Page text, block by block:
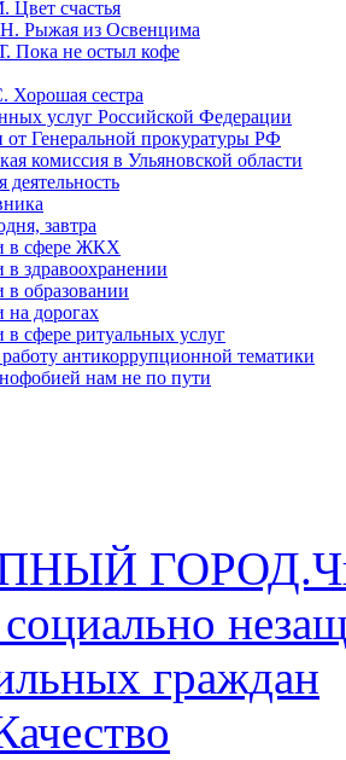
завтра
в сфере ЖКХ
здравоохранении
образовании
дорогах
сфере ритуальных услуг